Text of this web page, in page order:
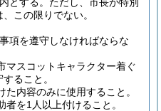
この限りでない。
項を遵守しなければならな
マスコットキャラクター着ぐ
ること。
内容のみに使用すること。
を1人以上付けること。